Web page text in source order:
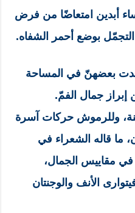
أبدين امتعاضًا من فرض
بوضع أحمر الشفاه.
بعضهنّ في المساحة
إبراز جمال الفمّ.
وللرموش حركات آسرة
ما قاله الشعراء في
مقاييس الجمال،
الأنف والوجنتان